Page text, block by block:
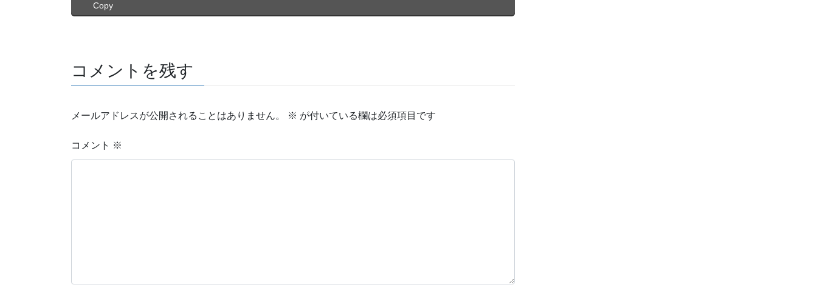
Copy
コメントを残す
メールアドレスが公開されることはありません。 ※ が付いている欄は必須項目です
コメント ※